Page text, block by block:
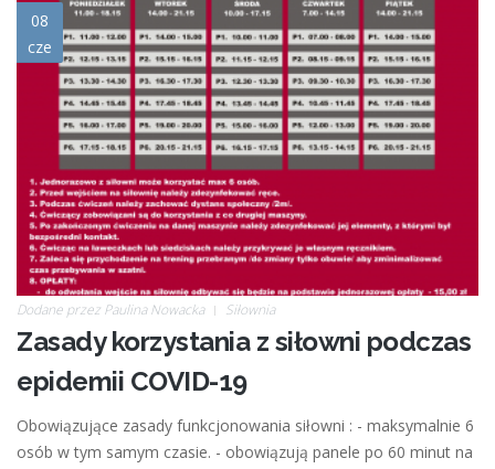
08
cze
19.jpg
Dodane przez Paulina Nowacka Siłownia
Zasady korzystania z siłowni podczas
epidemii COVID-19
Obowiązujące zasady funkcjonowania siłowni : - maksymalnie 6
osób w tym samym czasie. - obowiązują panele po 60 minut na